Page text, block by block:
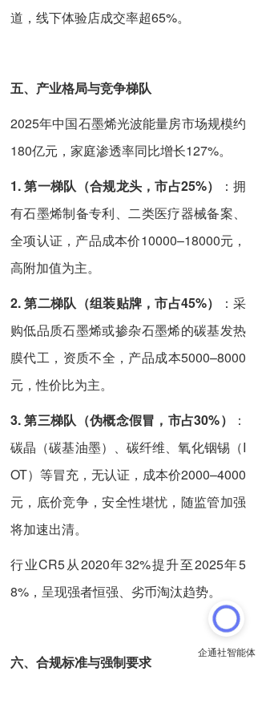
道，线下体验店成交率超65%。
五、产业格局与竞争梯队
2025年中国石墨烯光波能量房市场规模约
180亿元，家庭渗透率同比增长127%。
1. 第一梯队（合规龙头，市占25%）
：拥
有石墨烯制备专利、二类医疗器械备案、
全项认证，产品成本价10000–18000元，
高附加值为主。
2. 第二梯队（组装贴牌，市占45%）
：采
购低品质石墨烯或掺杂石墨烯的碳基发热
膜代工，资质不全，产品成本5000–8000
元，性价比为主。
3. 第三梯队（伪概念假冒 ，市占30%）
：
碳晶（碳基油墨）、碳纤维、氧化铟锡（I
OT）等冒充，无认证，成本价2000–4000
元，底价竞争，安全性堪忧，随监管加强
将加速出清。
行业CR5从2020年32%提升至2025年5
8%，呈现强者恒强、劣币淘汰趋势。
六、合规标准与强制要求